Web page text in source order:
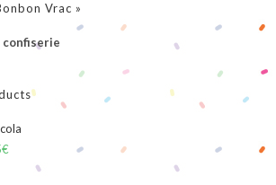
Vrac »
confiserie
€